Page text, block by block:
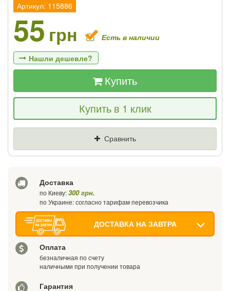
Артикул: 115886
55 грн Есть в наличии
Нашли дешевле?
Если Вы найдете товар дешевле - мы
снизим цену и подарим % от разницы
Купить
Купить в 1 клик
Сравнить
Доставка
по Киеву:300 грн.
по Украине: согласно тарифам перевозчика
ДОСТАВКА НА ЗАВТРА
Оплата
безналичная по счету
наличными при получении товара
Гарантия